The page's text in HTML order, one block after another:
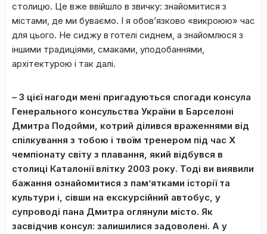
столицю. Це вже ввійшло в звичку: знайомитися з
містами, де ми буваємо. І я обов’язково «викроюю» час
для цього. Не сиджу в готелі сиднем, а знайомлюся з
іншими традиціями, смаками, уподобаннями,
архітектурою і так далі.
– З цієї нагоди мені пригадуються спогади консула
Генерального консульства України в Барселоні
Дмитра Подойми, котрий ділився враженнями від
спілкування з тобою і твоїм тренером під час Х
чемпіонату світу з плавання, який відбувся в
столиці Каталонії влітку 2003 року. Тоді ви виявили
бажання ознайомитися з пам’ятками історії та
культури і, сівши на екскурсійний автобус, у
супроводі пана Дмитра оглянули місто. Як
засвідчив консул: залишилися задоволені. А у